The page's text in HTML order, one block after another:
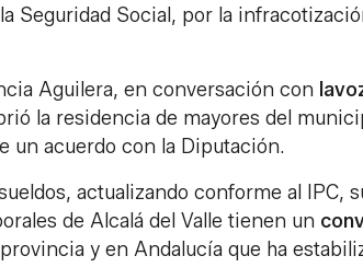
Seguridad Social, por la
Aguilera, en conversación con
la residencia de mayores del
un acuerdo con la Diputación.
actualizando conforme al IPC,
de Alcalá del Valle tienen un
y en Andalucía que ha